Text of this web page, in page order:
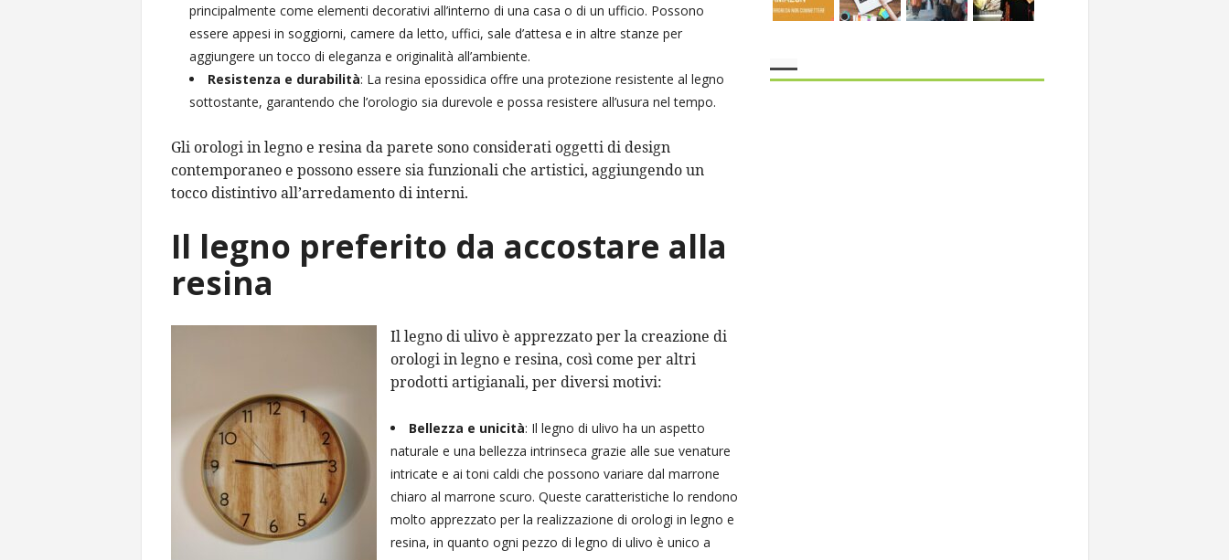
principalmente come elementi decorativi all’interno di una casa o di un ufficio. Possono
essere appesi in soggiorni, camere da letto, uffici, sale d’attesa e in altre stanze per
aggiungere un tocco di eleganza e originalità all’ambiente.
Resistenza e durabilità: La resina epossidica offre una protezione resistente al legno
sottostante, garantendo che l’orologio sia durevole e possa resistere all’usura nel tempo.
Gli orologi in legno e resina da parete sono considerati oggetti di design
contemporaneo e possono essere sia funzionali che artistici, aggiungendo un
tocco distintivo all’arredamento di interni.
Il legno preferito da accostare alla
resina
Il legno di ulivo è apprezzato per la creazione di
orologi in legno e resina, così come per altri
prodotti artigianali, per diversi motivi:
Bellezza e unicità: Il legno di ulivo ha un aspetto
naturale e una bellezza intrinseca grazie alle sue venature
intricate e ai toni caldi che possono variare dal marrone
chiaro al marrone scuro. Queste caratteristiche lo rendono
molto apprezzato per la realizzazione di orologi in legno e
resina, in quanto ogni pezzo di legno di ulivo è unico a